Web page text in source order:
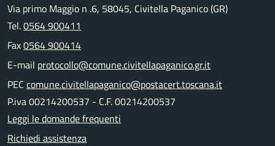
Via primo Maggio n .6, 58045, Civitella Paganico (GR)
Tel.0564 900411
Fax0564 900414
E-mail protocollo@comune.civitellapaganico.gr.it
PEC comune.civitellapaganico@postacert.toscana.it
P.iva 00214200537 - C.F. 00214200537
Leggi le domande frequenti
Richiedi assistenza